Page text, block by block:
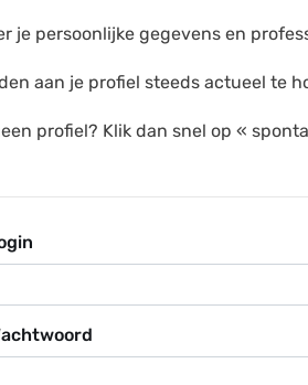
je persoonlijke gegevens en
aan je profiel steeds actueel te
profiel? Klik dan snel op «